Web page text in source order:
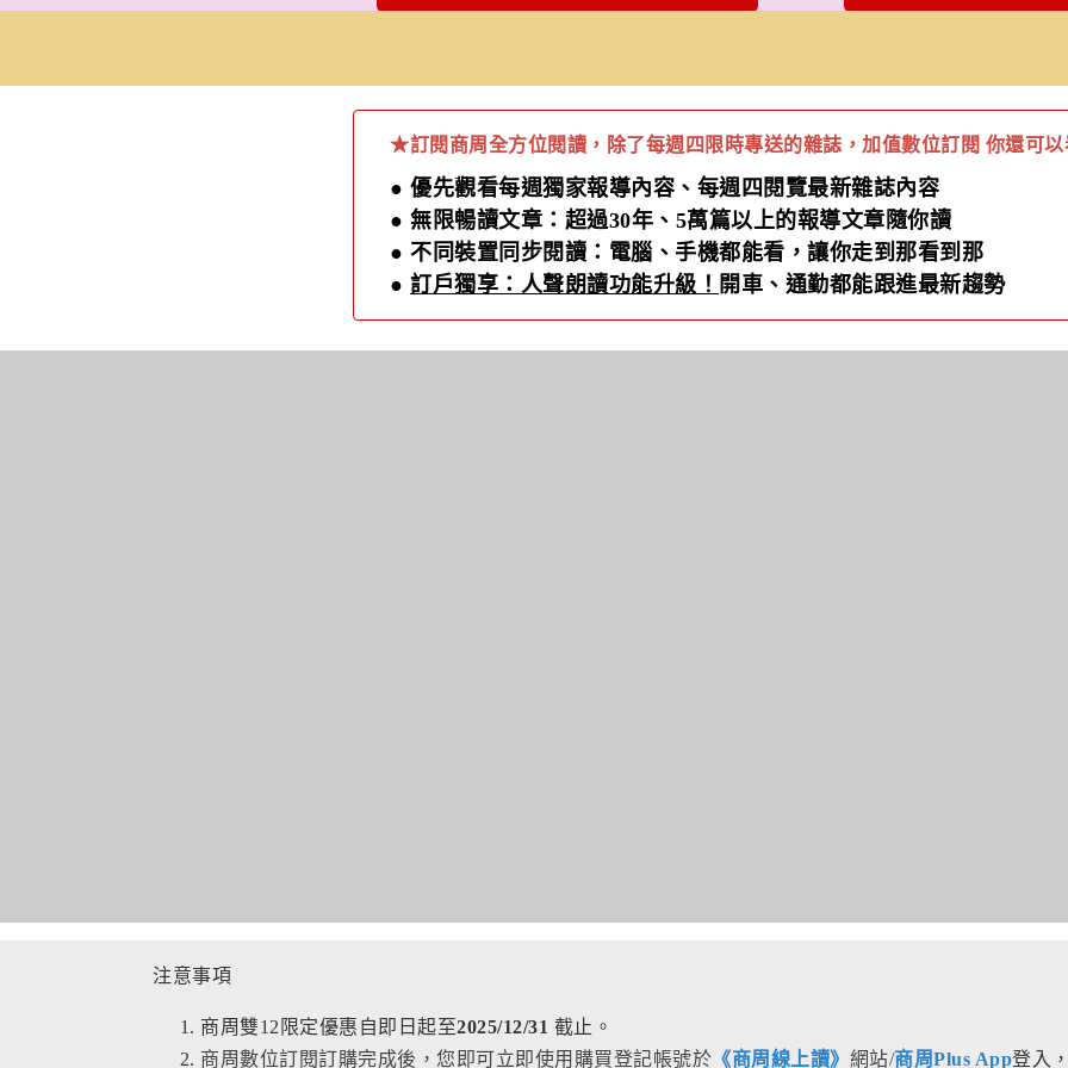
★訂閱商周全方位閱讀，除了每週四限時專送的雜誌，加值數位訂閱 你還可以
● 優先觀看每週獨家報導內容、每週四閱覽最新雜誌內容
● 無限暢讀文章：超過30年、5萬篇以上的報導文章隨你讀
● 不同裝置同步閱讀：電腦、手機都能看，讓你走到那看到那
● 訂戶獨享：人聲朗讀功能升級！ 開車、通勤都能跟進最新趨勢
注意事項
商周雙12限定優惠自即日起至2025/12/31 截止。
商周數位訂閱訂購完成後，您即可立即使用購買登記帳號於 《商周線上讀》 網站/商周Plus App登入